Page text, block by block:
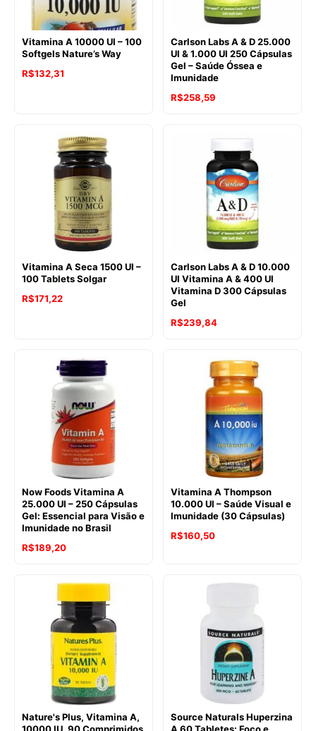
Vitamina A 10000 UI – 100
Softgels Nature’s Way
R$132,31
Carlson Labs A & D 25.000
UI & 1.000 UI 250 Cápsulas
Gel – Saúde Óssea e
Imunidade
R$258,59
Vitamina A Seca 1500 UI –
100 Tablets Solgar
R$171,22
Carlson Labs A & D 10.000
UI Vitamina A & 400 UI
Vitamina D 300 Cápsulas
Gel
R$239,84
Now Foods Vitamina A
25.000 UI – 250 Cápsulas
Gel: Essencial para Visão e
Imunidade no Brasil
R$189,20
Vitamina A Thompson
10.000 UI – Saúde Visual e
Imunidade (30 Cápsulas)
R$160,50
Nature's Plus, Vitamina A,
Source Naturals Huperzina